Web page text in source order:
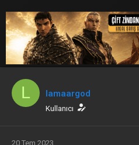
u
b
a
ş
l
a
t
g
ı
ç
t
a
r
h
L lamaargod
Kullanıcı
20 Tem 2023